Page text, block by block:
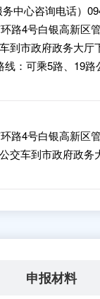
中心咨询电话）
路4号白银高新区
到市政府政务大
：可乘5路、19路
路4号白银高新区
交车到市政府政务
申报材料